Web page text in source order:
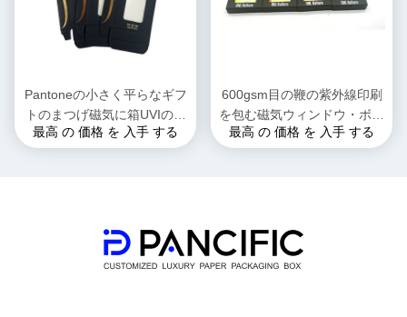
Pantoneの小さく平らなギフ
トのまつげ磁気に箱UVIの熱
い押すこと
最高 の 価格 を 入手 する
600gsm目の鞭の紫外線印刷
を包む磁気ウィンドウ・ボッ
クス
最高 の 価格 を 入手 する